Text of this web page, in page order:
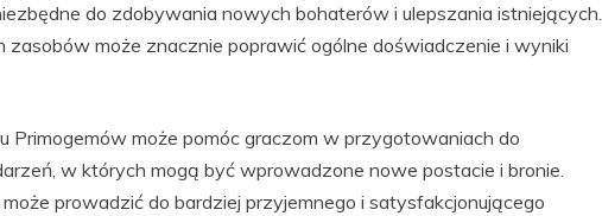
do zdobywania nowych bohaterów i ulepszania istniejących.
może znacznie poprawić ogólne doświadczenie i wyniki
Primogemów może pomóc graczom w przygotowaniach do
w których mogą być wprowadzone nowe postacie i bronie.
prowadzić do bardziej przyjemnego i satysfakcjonującego